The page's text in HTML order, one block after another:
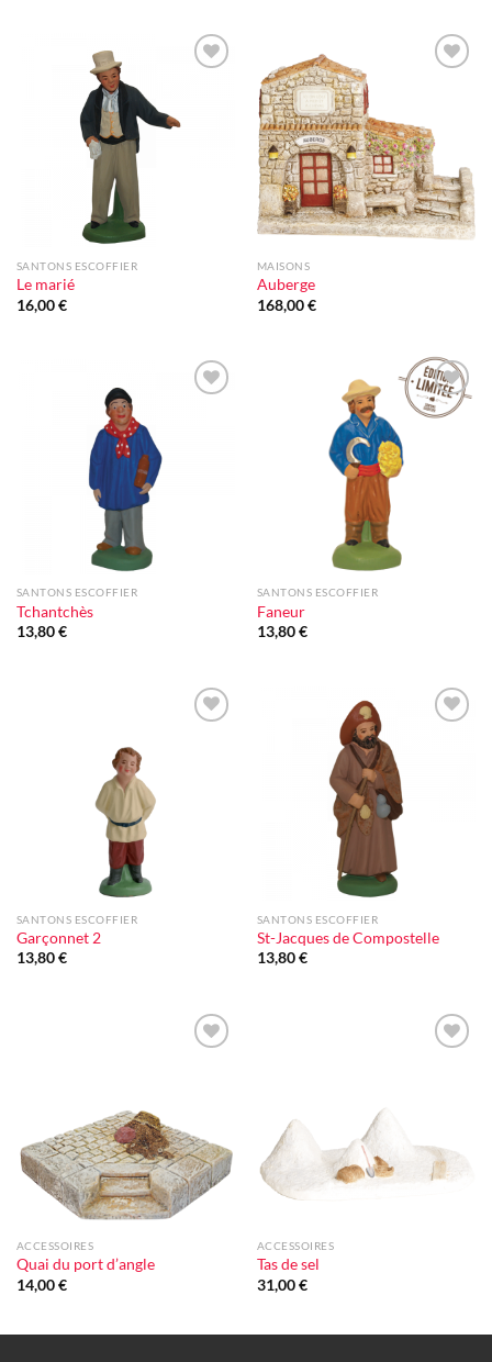
SANTONS ESCOFFIER
Le marié
16,00€
MAISONS
Auberge
168,00€
SANTONS ESCOFFIER
Tchantchès
13,80€
Ajouter
SANTONS ESCOFFIER
Faneur
13,80€
SANTONS ESCOFFIER
Garçonnet 2
13,80€
SANTONS ESCOFFIER
St-Jacques de Compostelle
13,80€
ACCESSOIRES
Quai du port d’angle
14,00€
ACCESSOIRES
Tas de sel
31,00€